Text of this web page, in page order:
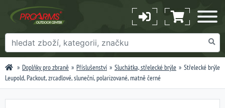
Doplňky pro zbraně Příslušenství Sluchátka, střelecké brýle
Střelecké brýle
Leupold, Packout, zrcadlové, sluneční, polarizované, matně černé